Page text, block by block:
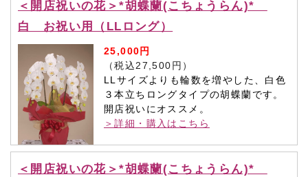
＜開店祝いの花＞*胡蝶蘭(こちょうらん)*
白 お祝い用（LLロング）
25,000円
（税込27,500円）
LLサイズよりも輪数を増やした、白色
３本立ちロングタイプの胡蝶蘭です。
開店祝いにオススメ。
＞詳細・購入はこちら
＜開店祝いの花＞*胡蝶蘭(こちょうらん)*